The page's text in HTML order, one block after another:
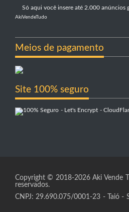
Só aqui você insere até 2.000 anúncios
AkiVendeTudo
Meios de pagamento
Site 100% seguro
Copyright © 2018-2026 Aki Vende
reservados.
CNPJ: 29.690.075/0001-23 - Taió -